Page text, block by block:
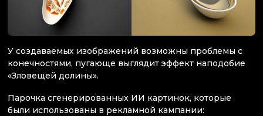
У создаваемых изображений возможны проблемы с
конечностями, пугающе выглядит эффект наподобие
«Зловещей долины».
Парочка сгенерированных ИИ картинок, которые
были использованы в рекламной кампании: